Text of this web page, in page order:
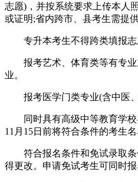
志愿)，并按系统要求上传本人
或证明;省内跨市、县考生需提
专升本考生不得跨类填报
报考艺术、体育类等有专
业。
报考医学门类专业(含中医
同时具有高级中等教育学
11月15日前将符合条件的考生
符合报名条件和免试录取
得更改。申请免试考生可同时